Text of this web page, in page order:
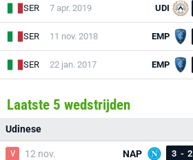
SER 7 apr. 2019 UDI
SER 11 nov. 2018 EMP
SER 22 jan. 2017 EMP
Laatste 5 wedstrijden
Udinese
V 12 nov. NAP 3 - 2